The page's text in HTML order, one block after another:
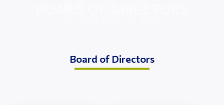
Board of Directors